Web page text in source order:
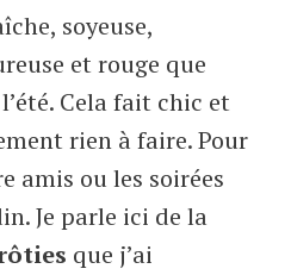
soyeuse,
et rouge que
Cela fait chic et
rien à faire. Pour
amis ou les soirées
Je parle ici de la
que j’ai